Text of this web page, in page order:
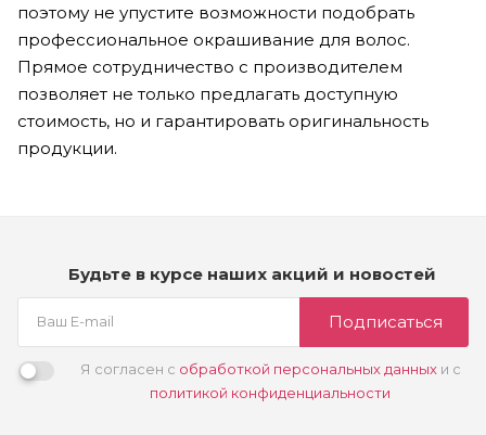
поэтому не упустите возможности подобрать
профессиональное окрашивание для волос.
Прямое сотрудничество с производителем
позволяет не только предлагать доступную
стоимость, но и гарантировать оригинальность
продукции.
Будьте в курсе наших акций и новостей
Подписаться
Я согласен с обработкой персональных данныхи с
политикой конфиденциальности